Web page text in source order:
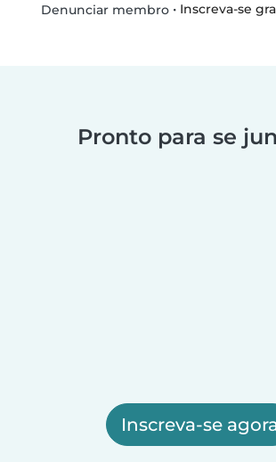
Denunciar membro• Inscreva-se
Pronto para se
Inscreva-se